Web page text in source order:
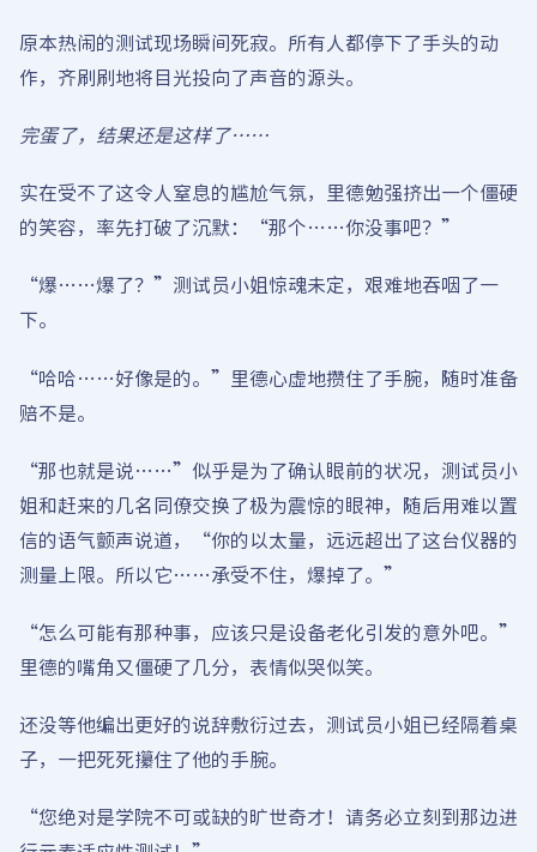
原本热闹的测试现场瞬间死寂。所有人都停下了手头的动
作，齐刷刷地将目光投向了声音的源头。
完蛋了，结果还是这样了……
实在受不了这令人窒息的尴尬气氛，里德勉强挤出一个僵硬
的笑容，率先打破了沉默：“那个……你没事吧？”
“爆……爆了？”测试员小姐惊魂未定，艰难地吞咽了一
下。
“哈哈……好像是的。”里德心虚地攒住了手腕，随时准备
赔不是。
“那也就是说……”似乎是为了确认眼前的状况，测试员小
姐和赶来的几名同僚交换了极为震惊的眼神，随后用难以置
信的语气颤声说道，“你的以太量，远远超出了这台仪器的
测量上限。所以它……承受不住，爆掉了。”
“怎么可能有那种事，应该只是设备老化引发的意外吧。”
里德的嘴角又僵硬了几分，表情似哭似笑。
还没等他编出更好的说辞敷衍过去，测试员小姐已经隔着桌
子，一把死死攥住了他的手腕。
“您绝对是学院不可或缺的旷世奇才！请务必立刻到那边进